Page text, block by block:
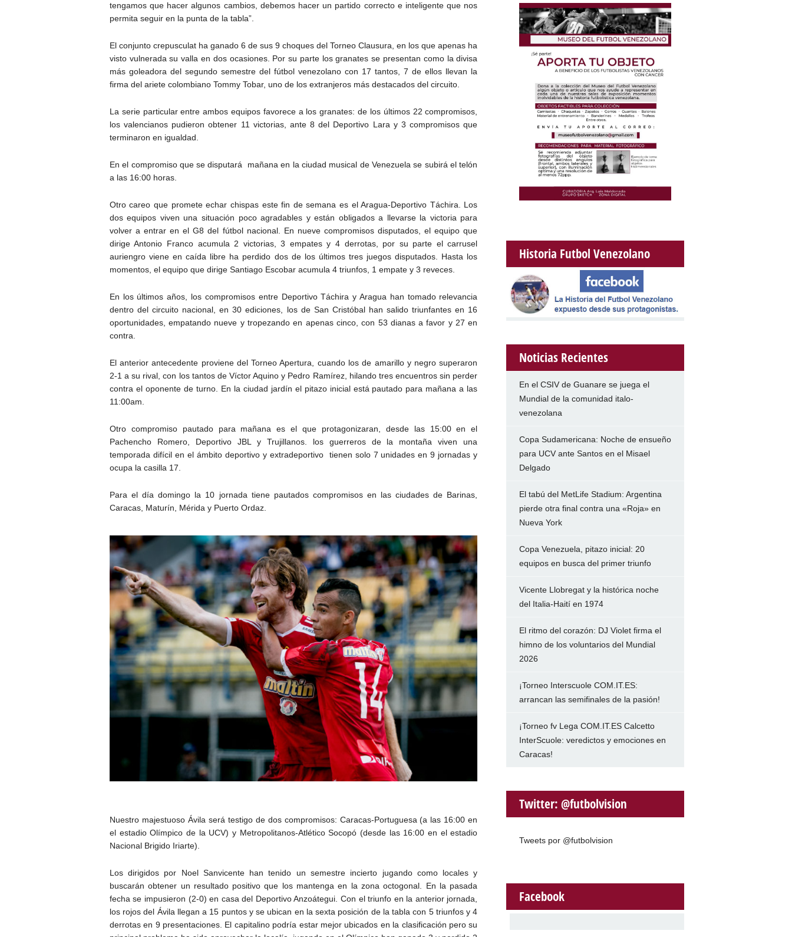
tengamos que hacer algunos cambios, debemos hacer un partido correcto e inteligente que nos
permita seguir en la punta de la tabla”.
El conjunto crepusculat ha ganado 6 de sus 9 choques del Torneo Clausura, en los que apenas ha
visto vulnerada su valla en dos ocasiones. Por su parte los granates se presentan como la divisa
más goleadora del segundo semestre del fútbol venezolano con 17 tantos, 7 de ellos llevan la
firma del ariete colombiano Tommy Tobar, uno de los extranjeros más destacados del circuito.
La serie particular entre ambos equipos favorece a los granates: de los últimos 22 compromisos,
los valencianos pudieron obtener 11 victorias, ante 8 del Deportivo Lara y 3 compromisos que
terminaron en igualdad.
En el compromiso que se disputará mañana en la ciudad musical de Venezuela se subirá el telón
a las 16:00 horas.
Otro careo que promete echar chispas este fin de semana es el Aragua-Deportivo Táchira. Los
dos equipos viven una situación poco agradables y están obligados a llevarse la victoria para
volver a entrar en el G8 del fútbol nacional. En nueve compromisos disputados, el equipo que
dirige Antonio Franco acumula 2 victorias, 3 empates y 4 derrotas, por su parte el carrusel
auriengro viene en caída libre ha perdido dos de los últimos tres juegos disputados. Hasta los
momentos, el equipo que dirige Santiago Escobar acumula 4 triunfos, 1 empate y 3 reveces.
En los últimos años, los compromisos entre Deportivo Táchira y Aragua han tomado relevancia
dentro del circuito nacional, en 30 ediciones, los de San Cristóbal han salido triunfantes en 16
oportunidades, empatando nueve y tropezando en apenas cinco, con 53 dianas a favor y 27 en
contra.
El anterior antecedente proviene del Torneo Apertura, cuando los de amarillo y negro superaron
2-1 a su rival, con los tantos de Víctor Aquino y Pedro Ramírez, hilando tres encuentros sin perder
contra el oponente de turno. En la ciudad jardín el pitazo inicial está pautado para mañana a las
11:00am.
Otro compromiso pautado para mañana es el que protagonizaran, desde las 15:00 en el
Pachencho Romero, Deportivo JBL y Trujillanos. los guerreros de la montaña viven una
temporada difícil en el ámbito deportivo y extradeportivo tienen solo 7 unidades en 9 jornadas y
ocupa la casilla 17.
Para el día domingo la 10 jornada tiene pautados compromisos en las ciudades de Barinas,
Caracas, Maturín, Mérida y Puerto Ordaz.
Nuestro majestuoso Ávila será testigo de dos compromisos: Caracas-Portuguesa (a las 16:00 en
el estadio Olímpico de la UCV) y Metropolitanos-Atlético Socopó (desde las 16:00 en el estadio
Nacional Brigido Iriarte).
Los dirigidos por Noel Sanvicente han tenido un semestre incierto jugando como locales y
buscarán obtener un resultado positivo que los mantenga en la zona octogonal. En la pasada
fecha se impusieron (2-0) en casa del Deportivo Anzoátegui. Con el triunfo en la anterior jornada,
los rojos del Ávila llegan a 15 puntos y se ubican en la sexta posición de la tabla con 5 triunfos y 4
derrotas en 9 presentaciones. El capitalino podría estar mejor ubicados en la clasificación pero su
Historia Futbol Venezolano
Noticias Recientes
En el CSIV de Guanare se juega el
Mundial de la comunidad italo-
venezolana
Copa Sudamericana: Noche de ensueño
para UCV ante Santos en el Misael
Delgado
El tabú del MetLife Stadium: Argentina
pierde otra final contra una «Roja» en
Nueva York
Copa Venezuela, pitazo inicial: 20
equipos en busca del primer triunfo
Vicente Llobregat y la histórica noche
del Italia-Haití en 1974
El ritmo del corazón: DJ Violet firma el
himno de los voluntarios del Mundial
2026
¡Torneo Interscuole COM.IT.ES:
arrancan las semifinales de la pasión!
¡Torneo fv Lega COM.IT.ES Calcetto
InterScuole: veredictos y emociones en
Caracas!
Twitter: @futbolvision
Tweets por @futbolvision
Facebook